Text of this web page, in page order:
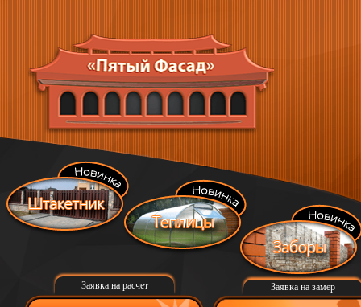
Заявка на расчет Заявка на замер